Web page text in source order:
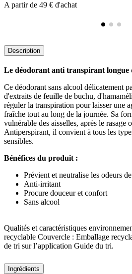
A partir de 49 € d'achat
Description
Le déodorant anti transpirant longue
Ce déodorant sans alcool délicatement
d'extraits de feuille de buchu,
réguler la transpiration pour laisser une
fraîche tout au long de la journée. Sa
vulnérable des aisselles, après le rasage
Antiperspirant, il convient à tous les
sensibles.
Bénéfices du produit :
Prévient et neutralise les odeurs
Anti-irritant
Procure douceur et confort
Sans alcool
Qualités et caractéristiques
recyclable Couvercle : Emballage
de tri sur l’application Guide du tri.
Ingrédients